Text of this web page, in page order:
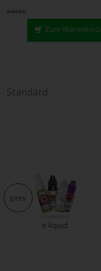
€44,95
Zum Warenkorb
e liquid
prev